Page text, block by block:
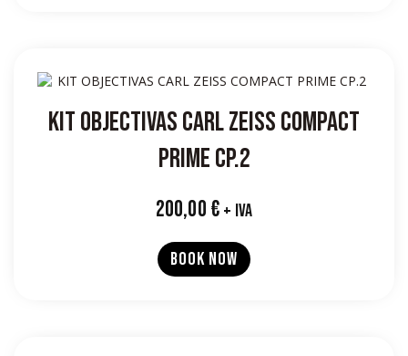
KIT OBJECTIVAS CARL ZEISS COMPACT
PRIME CP.2
200,00€ + IVA
BOOK NOW